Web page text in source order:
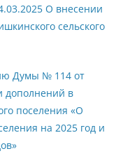
О внесении
сельского
Думы № 114 от
дополнений в
поселения «О
на 2025 год и